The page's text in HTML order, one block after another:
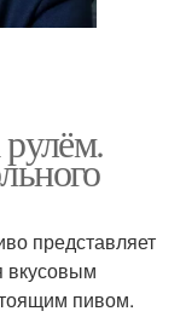
рулём.
представляет
вкусовым
пивом.